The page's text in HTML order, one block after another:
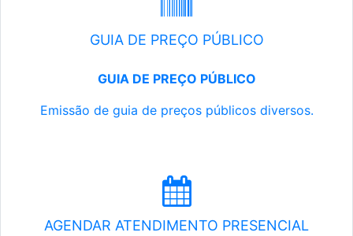
GUIA DE PREÇO PÚBLICO
GUIA DE PREÇO PÚBLICO
Emissão de guia de preços públicos diversos.
AGENDAR ATENDIMENTO PRESENCIAL